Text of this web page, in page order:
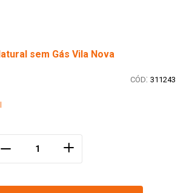
sem Gás Vila Nova
: 311243
＋